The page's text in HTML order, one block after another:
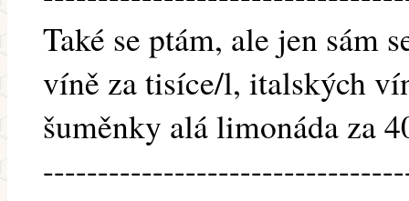
Také se ptám, ale jen sám
víně za tisíce/l, italských
šuměnky alá limonáda za